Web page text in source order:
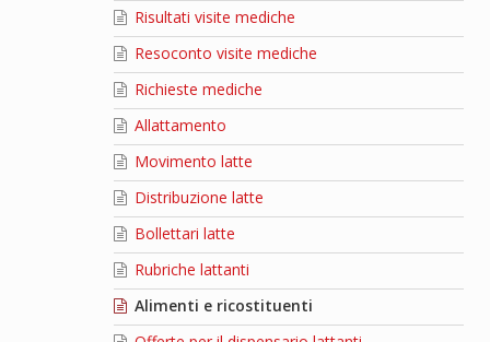
Risultati visite mediche
Resoconto visite mediche
Richieste mediche
Allattamento
Movimento latte
Distribuzione latte
Bollettari latte
Rubriche lattanti
Alimenti e ricostituenti